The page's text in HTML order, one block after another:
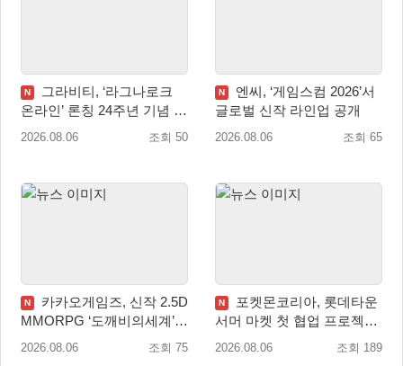
N
그라비티, ‘라그나로크
온라인’ 론칭 24주년 기념 특
별 감사 축제 실시!
2026.08.06 조회 50
N
엔씨, ‘게임스컴 2026’서
글로벌 신작 라인업 공개
2026.08.06 조회 65
N
카카오게임즈, 신작 2.5D
MMORPG ‘도깨비의세계’
천만 배우 박지훈 광고 모델
2026.08.06 조회 75
N
포켓몬코리아, 롯데타운
서머 마켓 첫 협업 프로젝트
‘포켓몬 별빛낙원’ 개최
2026.08.06 조회 189